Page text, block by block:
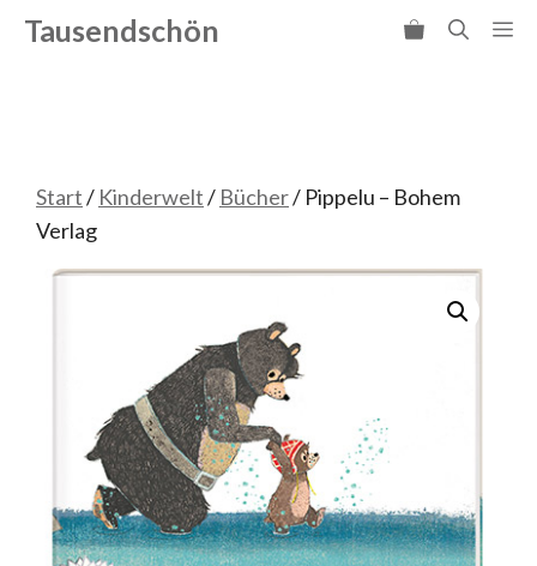
Zum
Inhalt
Tausendschön
Start/ Kinderwelt/ Bücher/ Pippelu – Bohem
Verlag